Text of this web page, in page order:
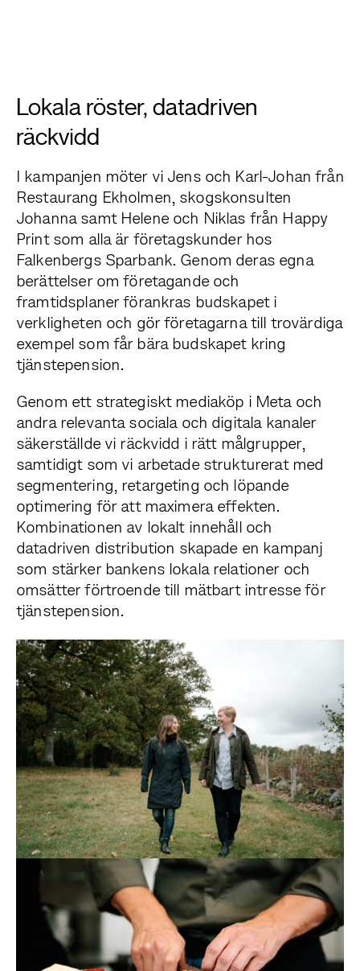
Lokala röster, datadriven
räckvidd
I kampanjen möter vi Jens och Karl-Johan från
Restaurang Ekholmen, skogskonsulten
Johanna samt Helene och Niklas från Happy
Print som alla är företagskunder hos
Falkenbergs Sparbank. Genom deras egna
berättelser om företagande och
framtidsplaner förankras budskapet i
verkligheten och gör företagarna till trovärdiga
exempel som får bära budskapet kring
tjänstepension.
Genom ett strategiskt mediaköp i Meta och
andra relevanta sociala och digitala kanaler
säkerställde vi räckvidd i rätt målgrupper,
samtidigt som vi arbetade strukturerat med
segmentering, retargeting och löpande
optimering för att maximera effekten.
Kombinationen av lokalt innehåll och
datadriven distribution skapade en kampanj
som stärker bankens lokala relationer och
omsätter förtroende till mätbart intresse för
tjänstepension.